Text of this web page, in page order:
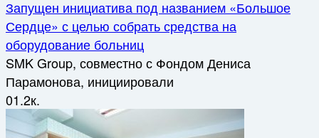
Запущен инициатива под названием «Большое
Сердце» с целью собрать средства на
оборудование больниц
SMK Group, совместно с Фондом Дениса
Парамонова, инициировали
01.2к.